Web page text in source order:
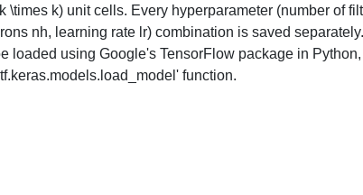
\times k) unit cells. Every hyperparameter (number of
nh, learning rate lr) combination is saved
loaded using Google's TensorFlow package in Python,
function.